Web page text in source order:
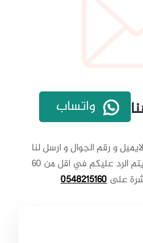
واتساب
و رقم الجوال و ارسل لنا
استفسارك او طلبك , و سوف يتم الرد عليكم في اقل من 60
على0548215160